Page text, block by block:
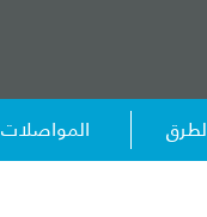
المواصلات